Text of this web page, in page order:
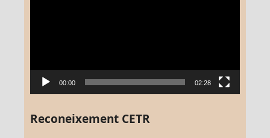
00:00 02:28
Reconeixement CETR